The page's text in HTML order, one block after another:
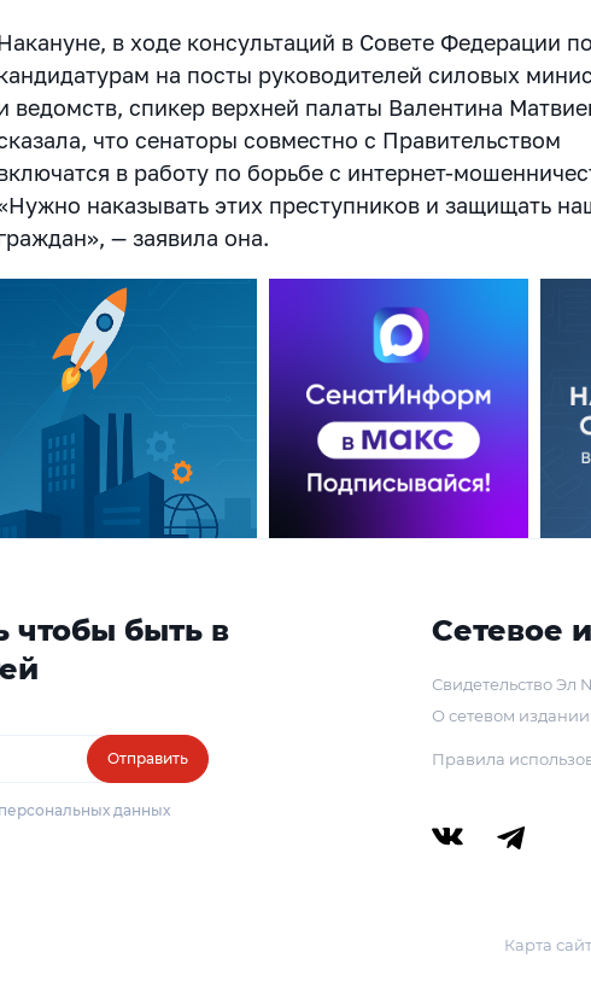
в ходе консультаций в Совете Федерации по
на посты руководителей силовых
ведомств, спикер верхней палаты Валентина
что сенаторы совместно с Правительством
в работу по борьбе с интернет-
наказывать этих преступников и защищать
— заявила она.
чтобы быть в
Отправить
данных
Сетевое
Свидетельство Эл
О сетевом издании
Правила
Карта